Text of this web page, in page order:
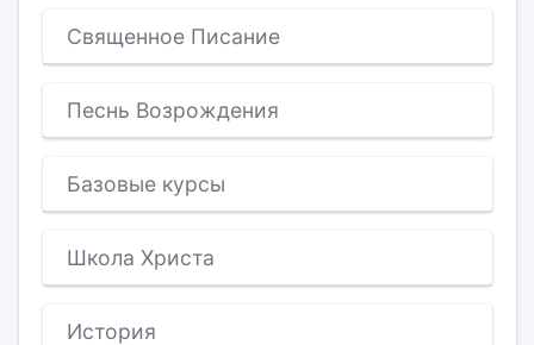
Священное Писание
Песнь Возрождения
Базовые курсы
Школа Христа
История